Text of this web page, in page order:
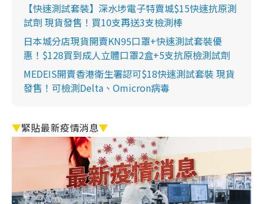
【快速測試套裝】深水埗電子特賣城$15快速抗原測
試劑 現貨發售！買10支再送3支檢測棒
日本城分店現貨開賣KN95口罩+快速測試套裝優
惠！$128買到成人立體口罩2盒+5支抗原檢測試劑
MEDEIS開賣香港衛生署認可$18快速測試套裝 現貨
發售！可檢測Delta、Omicron病毒
▼緊貼最新疫情消息▼